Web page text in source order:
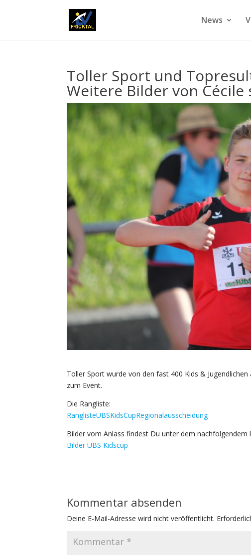
News
Toller Sport und
Weitere Bilder von
Toller Sport wurde von den fast 400 Kids &
zum Event.
Die Rangliste:
RanglisteUBSKidsCupRegionalausscheidung
Bilder vom Anlass findest Du unter dem nachfolgendem
Bilder UBS Kidscup
Kommentar absenden
Deine E-Mail-Adresse wird nicht veröffentlicht.